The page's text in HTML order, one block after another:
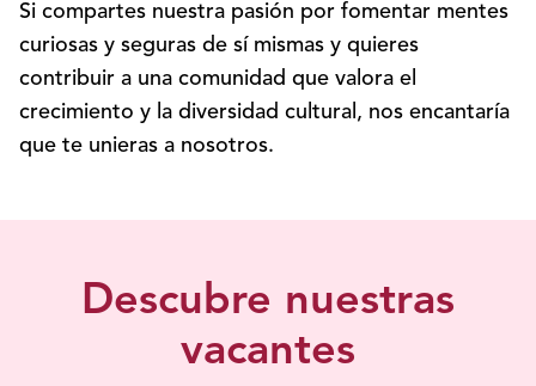
Si compartes nuestra pasión por fomentar mentes
curiosas y seguras de sí mismas y quieres
contribuir a una comunidad que valora el
crecimiento y la diversidad cultural, nos encantaría
que te unieras a nosotros.
Descubre nuestras
vacantes